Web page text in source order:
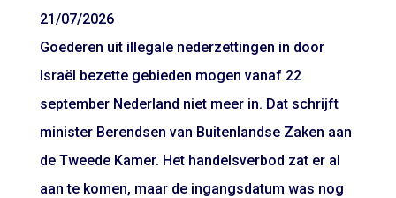
21/07/2026
Goederen uit illegale nederzettingen in door
Israël bezette gebieden mogen vanaf 22
september Nederland niet meer in. Dat schrijft
minister Berendsen van Buitenlandse Zaken aan
de Tweede Kamer. Het handelsverbod zat er al
aan te komen, maar de ingangsdatum was nog